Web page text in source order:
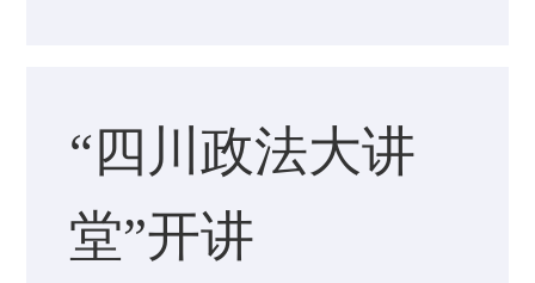
“四川政法大讲
堂”开讲